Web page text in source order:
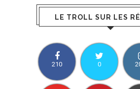
LE TROLL SUR LES
210 0